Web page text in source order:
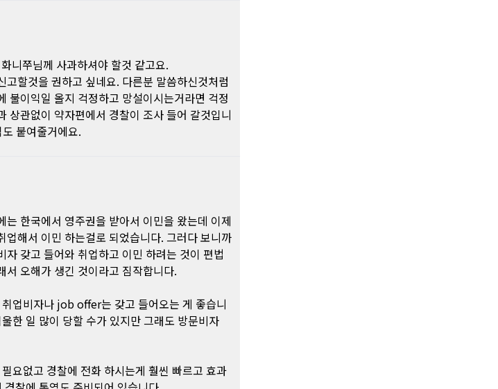
니쭈님께 사과하셔야 할것 같고요.
할것을 권하고 싶네요. 다른분 말씀하신것처럼
불이익일 올지 걱정하고 망설이시는거라면 걱정
상관없이 약자편에서 경찰이 조사 들어 갈것입니
붙여줄거에요.
한국에서 영주권을 받아서 이민을 왔는데 이제
해서 이민 하는걸로 되었습니다. 그러다 보니까
갖고 들어와 취업하고 이민 하려는 것이 편법
오해가 생긴 것이라고 짐작합니다.
업비자나 job offer는 갖고 들어오는 게 좋습니
한 일 많이 당할 수가 있지만 그래도 방문비자
요없고 경찰에 전화 하시는게 훨씬 빠르고 효과